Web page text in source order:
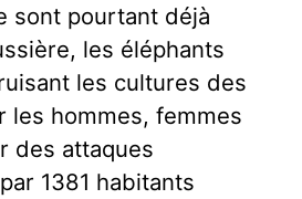
sont pourtant déjà
les éléphants
les cultures des
les hommes, femmes
des attaques
1381 habitants